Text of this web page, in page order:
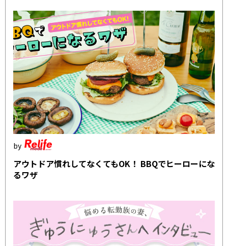
アウトドア慣れしてなくてもOK！ BBQでヒーローにな
るワザ